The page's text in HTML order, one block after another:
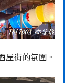
屋街的氛圍。